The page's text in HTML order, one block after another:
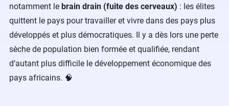
notamment le brain drain (fuite des cerveaux) : les élites
quittent le pays pour travailler et vivre dans des pays plus
développés et plus démocratiques. Il y a dès lors une perte
sèche de population bien formée et qualifiée, rendant
d’autant plus difficile le développement économique des
pays africains. 🧠